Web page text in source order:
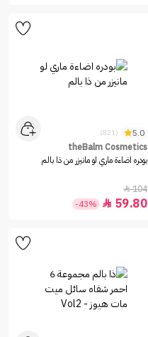
5.0
(821)
theBalm Cosmetics
بودره اضاءة ماري لو مانيزر من ذا بالم
104

59.80

-43%